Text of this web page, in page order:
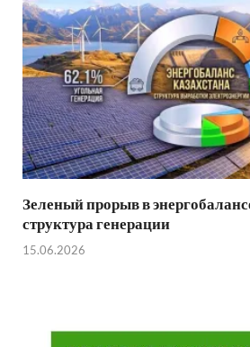
Зеленый прорыв в
структура генерации
15.06.2026